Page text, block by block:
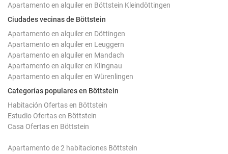
Apartamento en alquiler en Böttstein Kleindöttingen
Ciudades vecinas de Böttstein
Apartamento en alquiler en Döttingen
Apartamento en alquiler en Leuggern
Apartamento en alquiler en Mandach
Apartamento en alquiler en Klingnau
Apartamento en alquiler en Würenlingen
Categorías populares en Böttstein
Habitación Ofertas en Böttstein
Estudio Ofertas en Böttstein
Casa Ofertas en Böttstein
Apartamento de 2 habitaciones Böttstein